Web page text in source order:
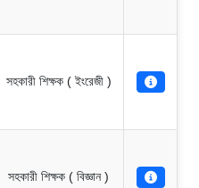
সহকারী শিক্ষক ( ইংরেজী )
সহকারী শিক্ষক ( বিজ্ঞান )